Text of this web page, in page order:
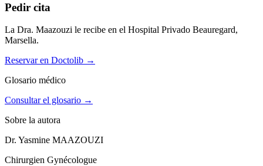
Pedir cita
La Dra. Maazouzi le recibe en el Hospital Privado Beauregard,
Marsella.
Reservar en Doctolib →
Glosario médico
Consultar el glosario →
Sobre la autora
Dr. Yasmine MAAZOUZI
Chirurgien Gynécologue